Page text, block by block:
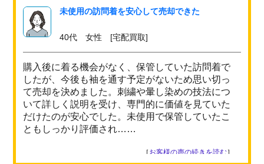
未使用の訪問着を安心して売却できた
40代 女性 [宅配買取]
購入後に着る機会がなく、保管していた訪問着で
したが、今後も袖を通す予定がないため思い切っ
て売却を決めました。刺繍や暈し染めの技法につ
いて詳しく説明を受け、専門的に価値を見ていた
だけたのが安心でした。未使用で保管していたこ
ともしっかり評価され……
［ お客様の声の続きを読む］